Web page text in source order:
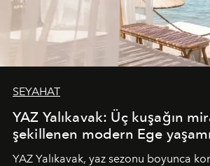
SEYAHAT
YAZ Yalıkavak: Üç kuşağın
şekillenen modern Ege yaşamı
YAZ Yalıkavak, yaz sezonu boyunca